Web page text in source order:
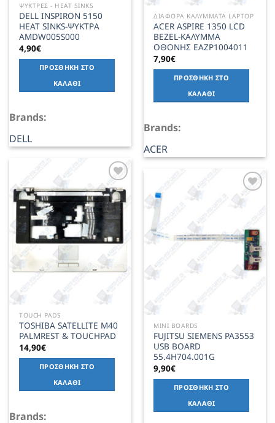
ΨΥΚΤΡΕΣ - HEAT SINKS
DELL INSPIRON 5150
HEAT SINKS-ΨΥΚΤΡΑ
AMDW005S000
4,90€
ΠΡΟΣΘΉΚΗ ΣΤΟ
ΚΑΛΆΘΙ
Brands:
DELL
ΔΙΑΦΟΡΑ ΚΑΛΥΜΜΑΤΑ LAPTOP
ACER ASPIRE 1350 LCD
BEZEL-ΚΑΛΥΜΜΑ
ΟΘΟΝΗΣ EAZP1004011
7,90€
ΠΡΟΣΘΉΚΗ ΣΤΟ
ΚΑΛΆΘΙ
Brands:
ACER
Add to
Wishlist
TOUCH PADS
TOSHIBA SATELLITE M40
PALMREST & TOUCHPAD
14,90€
ΠΡΟΣΘΉΚΗ ΣΤΟ
ΚΑΛΆΘΙ
Brands:
Add to
Wishlist
MINI BOARDS
FUJITSU SIEMENS PA3553
USB BOARD
55.4H704.001G
9,90€
ΠΡΟΣΘΉΚΗ ΣΤΟ
ΚΑΛΆΘΙ